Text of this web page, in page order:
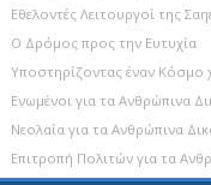
Εθελοντές Λειτουργοί της
Ο Δρόμος προς την Ευτυχία
Υποστηρίζοντας έναν Κόσμο
Ενωµένοι για τα Ανθρώπινα
Νεολαία για τα Ανθρώπινα
Επιτροπή Πολιτών για τα